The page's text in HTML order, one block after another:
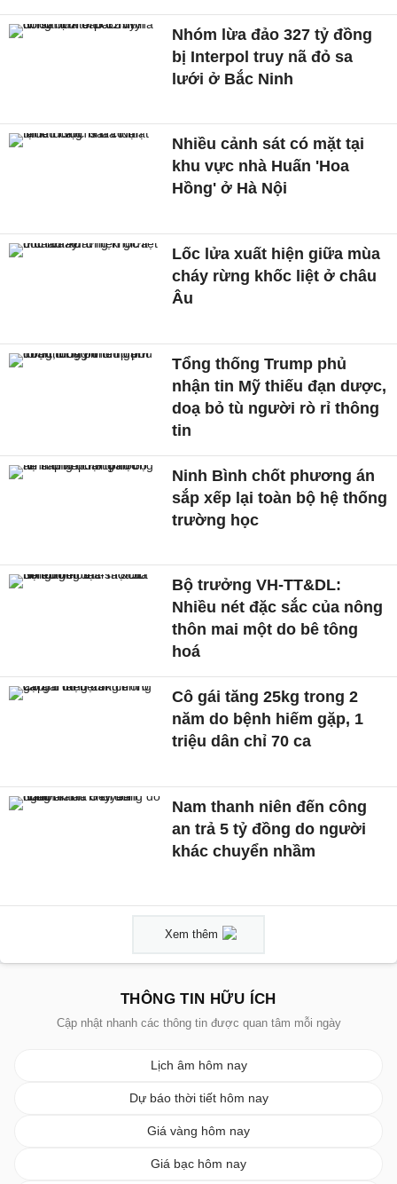
Nhóm lừa đảo 327 tỷ đồng
bị Interpol truy nã đỏ sa
lưới ở Bắc Ninh
Nhiều cảnh sát có mặt tại
khu vực nhà Huấn 'Hoa
Hồng' ở Hà Nội
Lốc lửa xuất hiện giữa mùa
cháy rừng khốc liệt ở châu
Âu
Tổng thống Trump phủ
nhận tin Mỹ thiếu đạn dược,
doạ bỏ tù người rò rỉ thông
tin
Ninh Bình chốt phương án
sắp xếp lại toàn bộ hệ thống
trường học
Bộ trưởng VH-TT&DL:
Nhiều nét đặc sắc của nông
thôn mai một do bê tông
hoá
Cô gái tăng 25kg trong 2
năm do bệnh hiếm gặp, 1
triệu dân chỉ 70 ca
Nam thanh niên đến công
an trả 5 tỷ đồng do người
khác chuyển nhầm
Xem thêm
THÔNG TIN HỮU ÍCH
Cập nhật nhanh các thông tin được quan tâm mỗi ngày
Lịch âm hôm nay
Dự báo thời tiết hôm nay
Giá vàng hôm nay
Giá bạc hôm nay